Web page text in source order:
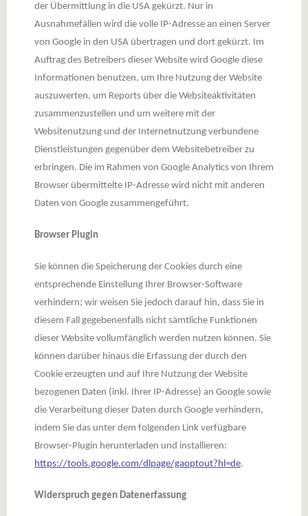
der Übermittlung in die USA gekürzt. Nur in
Ausnahmefällen wird die volle IP-Adresse an einen Server
von Google in den USA übertragen und dort gekürzt. Im
Auftrag des Betreibers dieser Website wird Google diese
Informationen benutzen, um Ihre Nutzung der Website
auszuwerten, um Reports über die Websiteaktivitäten
zusammenzustellen und um weitere mit der
Websitenutzung und der Internetnutzung verbundene
Dienstleistungen gegenüber dem Websitebetreiber zu
erbringen. Die im Rahmen von Google Analytics von Ihrem
Browser übermittelte IP-Adresse wird nicht mit anderen
Daten von Google zusammengeführt.
Browser Plugin
Sie können die Speicherung der Cookies durch eine
entsprechende Einstellung Ihrer Browser-Software
verhindern; wir weisen Sie jedoch darauf hin, dass Sie in
diesem Fall gegebenenfalls nicht sämtliche Funktionen
dieser Website vollumfänglich werden nutzen können. Sie
können darüber hinaus die Erfassung der durch den
Cookie erzeugten und auf Ihre Nutzung der Website
bezogenen Daten (inkl. Ihrer IP-Adresse) an Google sowie
die Verarbeitung dieser Daten durch Google verhindern,
indem Sie das unter dem folgenden Link verfügbare
Browser-Plugin herunterladen und installieren:
https://tools.google.com/dlpage/gaoptout?hl=de.
Widerspruch gegen Datenerfassung